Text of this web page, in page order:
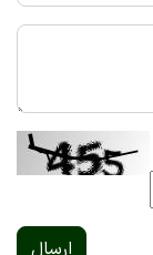
ارسال